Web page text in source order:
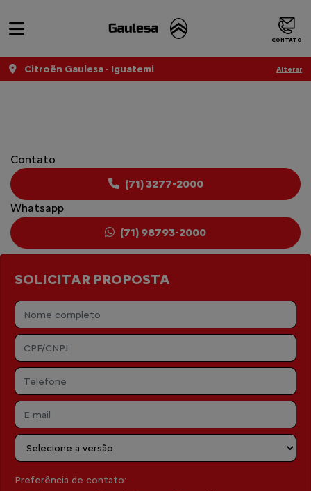
CONTATO
Citroën Gaulesa - Iguatemi Alterar
SOLICITAR PROPOSTA
Preferência de contato:
Contato
(71) 3277-2000
Whatsapp
(71) 98793-2000